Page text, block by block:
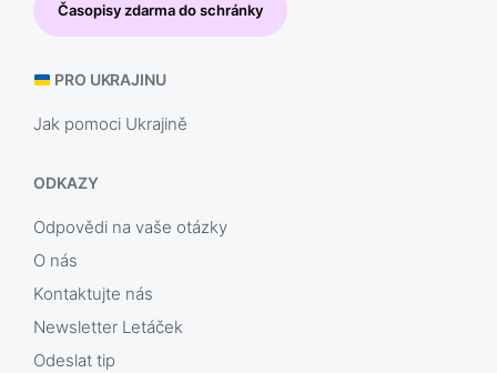
Časopisy zdarma do schránky
PRO UKRAJINU
Jak pomoci Ukrajině
ODKAZY
Odpovědi na vaše otázky
O nás
Kontaktujte nás
Newsletter Letáček
Odeslat tip